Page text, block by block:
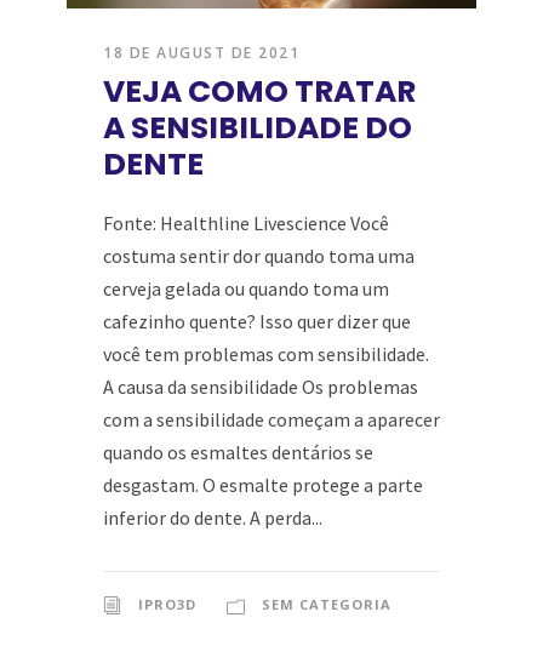
18 DE AUGUST DE 2021
VEJA COMO TRATAR
A SENSIBILIDADE DO
DENTE
Fonte: Healthline Livescience Você
costuma sentir dor quando toma uma
cerveja gelada ou quando toma um
cafezinho quente? Isso quer dizer que
você tem problemas com sensibilidade.
A causa da sensibilidade Os problemas
com a sensibilidade começam a aparecer
quando os esmaltes dentários se
desgastam. O esmalte protege a parte
inferior do dente. A perda...
IPRO3D SEM CATEGORIA